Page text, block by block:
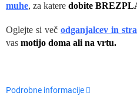
muhe, za katere dobite
Oglejte si več odganjalcev in
vas motijo doma ali na vrtu.
Podrobne informacije